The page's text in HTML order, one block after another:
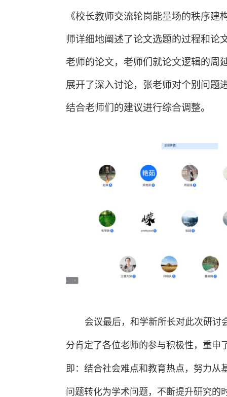
《校长教师交流轮岗能量场的秩序建
师详细地阐述了论文选题的过程和论
老师的论文，老师们就论文逻辑的周
展开了深入讨论，张老师对个别问题
结合老师们的建议进行综合调整。
会议最后，和学新所长对此次研讨
分肯定了各位老师的参与积极性，重申
即：结合社会难点和教育热点，努力从
问题转化为学术问题，不断提升研究的